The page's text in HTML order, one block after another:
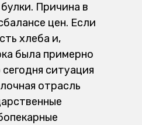
Причина в
цен. Если
хлеба и,
была примерно
ситуация
отрасль